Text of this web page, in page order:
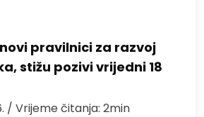
pravilnici za razvoj
stižu pozivi vrijedni 18
/ Vrijeme čitanja: 2min